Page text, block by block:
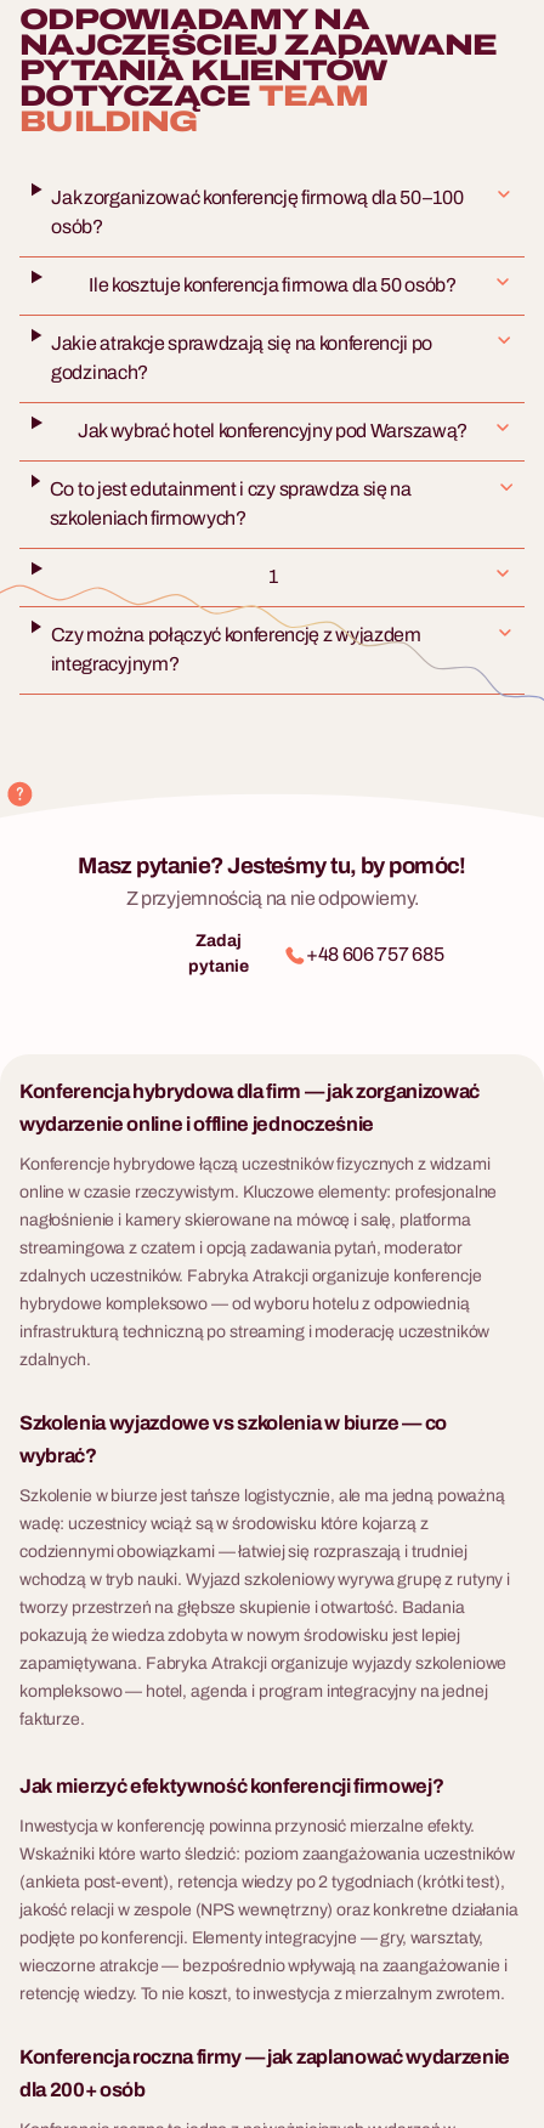
ODPOWIADAMY NA
NAJCZĘŚCIEJ ZADAWANE
PYTANIA KLIENTÓW
DOTYCZĄCE TEAM
BUILDING
Jak zorganizować konferencję firmową dla 50–100
osób?
Ile kosztuje konferencja firmowa dla 50 osób?
Jakie atrakcje sprawdzają się na konferencji po
godzinach?
Jak wybrać hotel konferencyjny pod Warszawą?
Co to jest edutainment i czy sprawdza się na
szkoleniach firmowych?
1
Czy można połączyć konferencję z wyjazdem
integracyjnym?
Masz pytanie? Jesteśmy tu, by pomóc!
Z przyjemnością na nie odpowiemy.
Zadaj
pytanie
+48 606 757 685
Konferencja hybrydowa dla firm — jak zorganizować
wydarzenie online i offline jednocześnie
Konferencje hybrydowe łączą uczestników fizycznych z widzami
online w czasie rzeczywistym. Kluczowe elementy: profesjonalne
nagłośnienie i kamery skierowane na mówcę i salę, platforma
streamingowa z czatem i opcją zadawania pytań, moderator
zdalnych uczestników. Fabryka Atrakcji organizuje konferencje
hybrydowe kompleksowo — od wyboru hotelu z odpowiednią
infrastrukturą techniczną po streaming i moderację uczestników
zdalnych.
Szkolenia wyjazdowe vs szkolenia w biurze — co
wybrać?
Szkolenie w biurze jest tańsze logistycznie, ale ma jedną poważną
wadę: uczestnicy wciąż są w środowisku które kojarzą z
codziennymi obowiązkami — łatwiej się rozpraszają i trudniej
wchodzą w tryb nauki. Wyjazd szkoleniowy wyrywa grupę z rutyny i
tworzy przestrzeń na głębsze skupienie i otwartość. Badania
pokazują że wiedza zdobyta w nowym środowisku jest lepiej
zapamiętywana. Fabryka Atrakcji organizuje wyjazdy szkoleniowe
kompleksowo — hotel, agenda i program integracyjny na jednej
fakturze.
Jak mierzyć efektywność konferencji firmowej?
Inwestycja w konferencję powinna przynosić mierzalne efekty.
Wskaźniki które warto śledzić: poziom zaangażowania uczestników
(ankieta post-event), retencja wiedzy po 2 tygodniach (krótki test),
jakość relacji w zespole (NPS wewnętrzny) oraz konkretne działania
podjęte po konferencji. Elementy integracyjne — gry, warsztaty,
wieczorne atrakcje — bezpośrednio wpływają na zaangażowanie i
retencję wiedzy. To nie koszt, to inwestycja z mierzalnym zwrotem.
Konferencja roczna firmy — jak zaplanować wydarzenie
dla 200+ osób